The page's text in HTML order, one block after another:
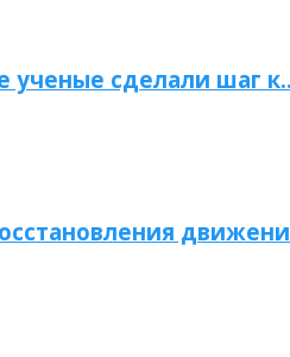
ученые сделали шаг